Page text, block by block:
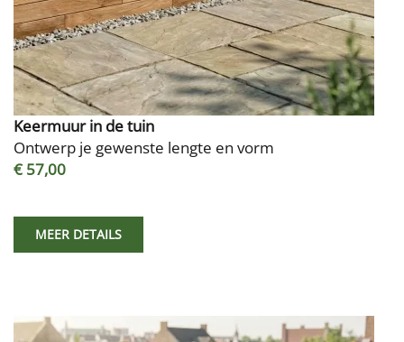
Keermuur in de tuin
Ontwerp je gewenste lengte en vorm
€ 57,00
MEER DETAILS